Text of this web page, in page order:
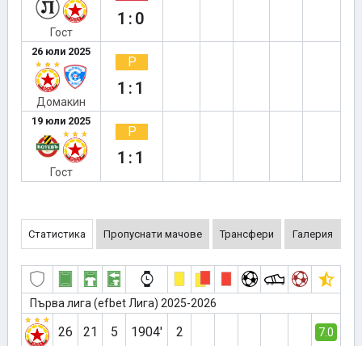
Гост
1:0
26 юли 2025
Домакин
Р
1:1
19 юли 2025
Гост
Р
1:1
Статистика Пропуснати мачове Трансфери Галерия
Първа лига (efbet Лига) 2025-2026
26 21 5 1904′ 2 7.0